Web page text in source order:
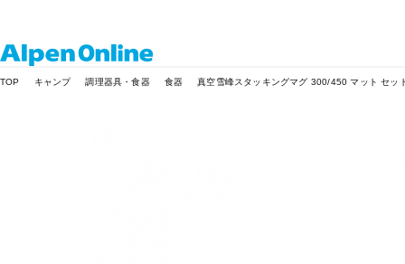
Online
TOP キャンプ 調理器具・食器 食器 真空雪峰スタッキングマグ 300/450 マット セッ